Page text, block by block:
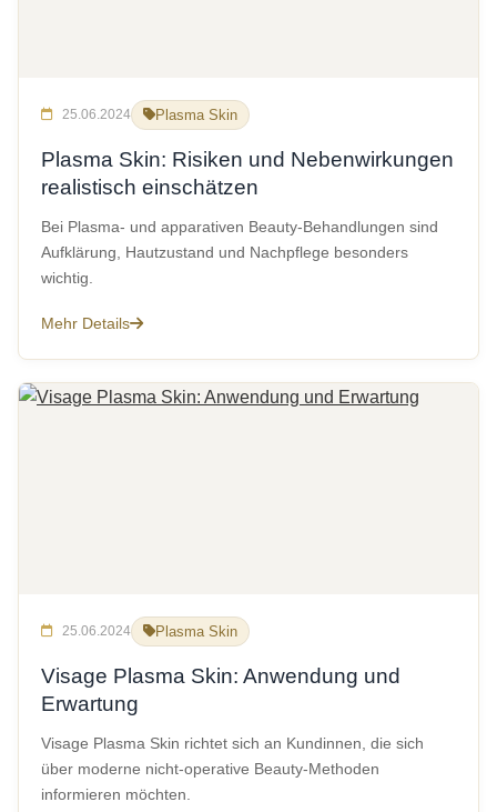
25.06.2024 Plasma Skin
Plasma Skin: Risiken und Nebenwirkungen
realistisch einschätzen
Bei Plasma- und apparativen Beauty-Behandlungen sind
Aufklärung, Hautzustand und Nachpflege besonders
wichtig.
Mehr Details
25.06.2024 Plasma Skin
Visage Plasma Skin: Anwendung und
Erwartung
Visage Plasma Skin richtet sich an Kundinnen, die sich
über moderne nicht-operative Beauty-Methoden
informieren möchten.